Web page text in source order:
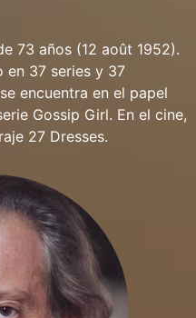
73 años (12 août 1952).
en 37 series y 37
encuentra en el papel
Gossip Girl. En el cine,
27 Dresses.